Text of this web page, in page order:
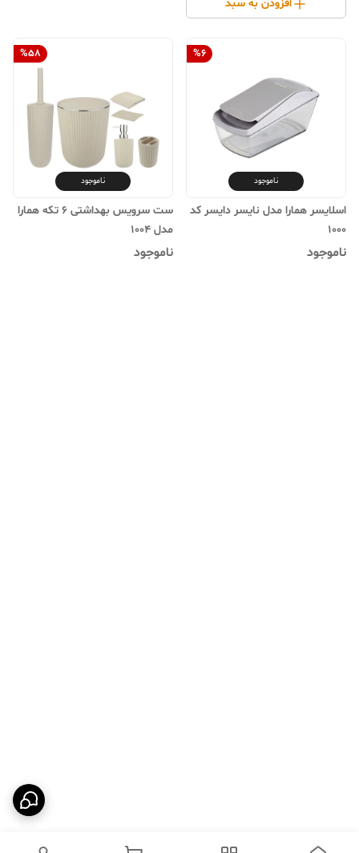
افزودن به سبد
%6
ناموجود
اسلایسر همارا مدل نایسر دایسر کد
1000
ناموجود
%58
ناموجود
ست سرویس بهداشتی 6 تکه همارا
مدل 1004
ناموجود